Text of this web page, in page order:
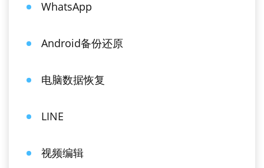
WhatsApp
Android备份还原
电脑数据恢复
LINE
视频编辑